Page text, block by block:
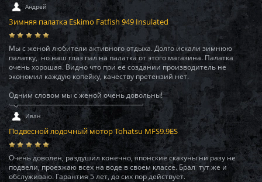
Андрей
Зимняя палатка Eskimo Fatfish 949 Insulated
Мы с женой любители активного отдыха. Долго искали зимнюю
палатку, но наш глаз пал на палатка от этого магазина. Палатка
очень хорошая. Видно что при её создании производитель не
экономил каждую копейку, качеству претензий нет.
Одним словом мы с женой очень довольны!
Иван
Подвесной лодочный мотор Tohatsu MFS9.9ES
Очень доволен, раздушил конечно, японские скакуны ни разу не
подвели, проезжаю всех на воде в своем классе. Брал тут же и
обслуживаю. Гарантия 5 лет, до сих пор действует.